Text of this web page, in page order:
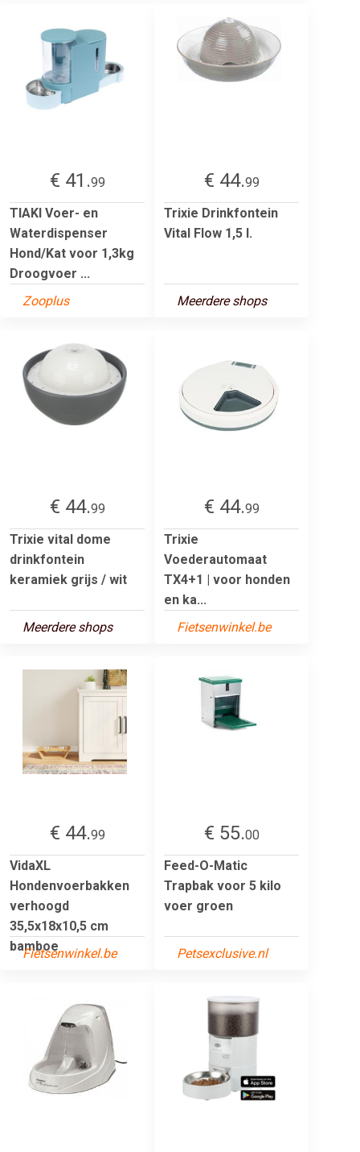
€ 41.99
TIAKI Voer- en
Waterdispenser
Hond/Kat voor 1,3kg
Droogvoer ...
Zooplus
€ 44.99
Trixie Drinkfontein
Vital Flow 1,5 l.
Meerdere shops
€ 44.99
Trixie vital dome
drinkfontein
keramiek grijs / wit
Meerdere shops
€ 44.99
Trixie
Voederautomaat
TX4+1 | voor honden
en ka...
Fietsenwinkel.be
€ 44.99
VidaXL
Hondenvoerbakken
verhoogd
35,5x18x10,5 cm
bamboe
Fietsenwinkel.be
€ 55.00
Feed-O-Matic
Trapbak voor 5 kilo
voer groen
Petsexclusive.nl